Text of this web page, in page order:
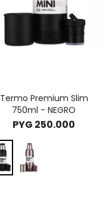
Termo Premium Slim
750ml - NEGRO
PYG 250.000